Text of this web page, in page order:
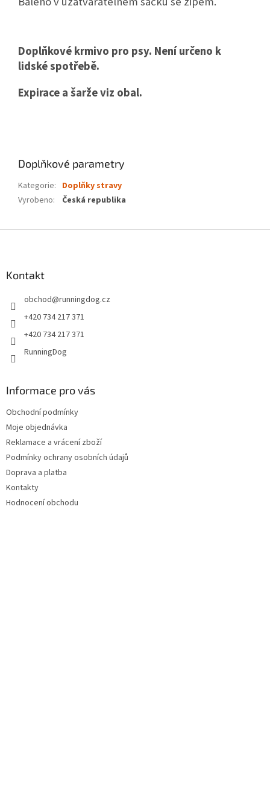
Doplňkové krmivo pro psy. Není určeno k
lidské spotřebě.
Expirace a šarže viz obal.
Doplňkové parametry
Kategorie: Doplňky stravy
Vyrobeno: Česká republika
Kontakt
obchod@runningdog.cz
+420 734 217 371
+420 734 217 371
RunningDog
Informace pro vás
Obchodní podmínky
Moje objednávka
Reklamace a vrácení zboží
Podmínky ochrany osobních údajů
Doprava a platba
Kontakty
Hodnocení obchodu